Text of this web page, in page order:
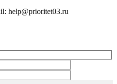
help@prioritet03.ru